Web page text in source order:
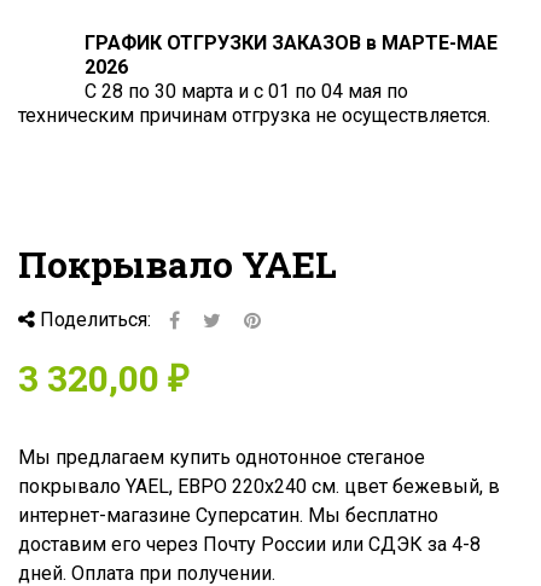
ГРАФИК ОТГРУЗКИ ЗАКАЗОВ в МАРТЕ-МАЕ
2026
С 28 по 30 марта и с 01 по 04 мая по
техническим причинам отгрузка не осуществляется.
Покрывало YAEL
Поделиться:
3 320,00 ₽
Мы предлагаем купить однотонное стеганое
покрывало YAEL, ЕВРО 220x240 см. цвет бежевый, в
интернет-магазине Суперсатин. Мы бесплатно
доставим его через Почту России или СДЭК за 4-8
дней. Оплата при получении.